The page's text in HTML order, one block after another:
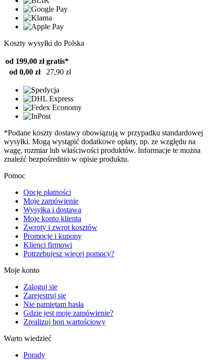
Koszty wysyłki do Polska
od 199,00 zł gratis*
od 0,00 zł
27,90 zł
*Podane koszty dostawy obowiązują w przypadku standardowej
wysyłki. Mogą wystąpić dodatkowe opłaty, np. ze względu na
wagę, rozmiar lub właściwości produktów. Informacje te można
znaleźć bezpośrednio w opisie produktu.
Pomoc
Opcje płatności
Moje zamówienie
Wysyłka i dostawa
Moje konto klienta
Zwroty i zwrot kosztów
Promocje i kupony
Klienci firmowi
Potrzebujesz więcej pomocy?
Moje konto
Zaloguj się
Zarejestruj się
Nie pamiętam hasła
Gdzie jest moje zamówienie?
Zrealizuj bon wartościowy
Warto wiedzieć
Porady